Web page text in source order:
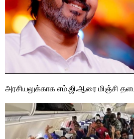
அரசியலுக்காக எம்.ஜி.ஆரை மிஞ்சி